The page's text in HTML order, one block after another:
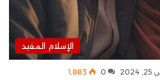
الإسلام المفيد
0 1٬883